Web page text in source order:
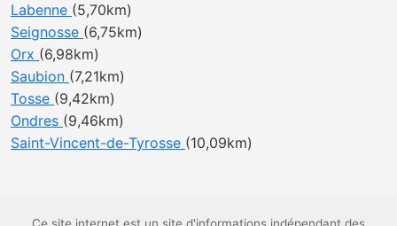
Labenne (5,70km)
Seignosse (6,75km)
Orx (6,98km)
Saubion (7,21km)
Tosse (9,42km)
Ondres (9,46km)
Saint-Vincent-de-Tyrosse (10,09km)